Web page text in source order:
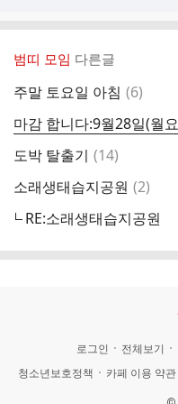
범띠 모임 다른글
주말 토요일 아침 댓
(6)
도박 탈출기 댓
(14)
소래생태습지공원 댓
(2)
RE:소래생태습지공원
로그인 전체보기
청소년보호정책
카페 이용 약관